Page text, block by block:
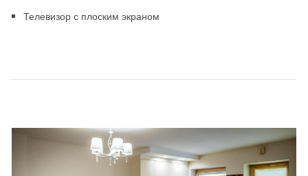
Телевизор с плоским экраном